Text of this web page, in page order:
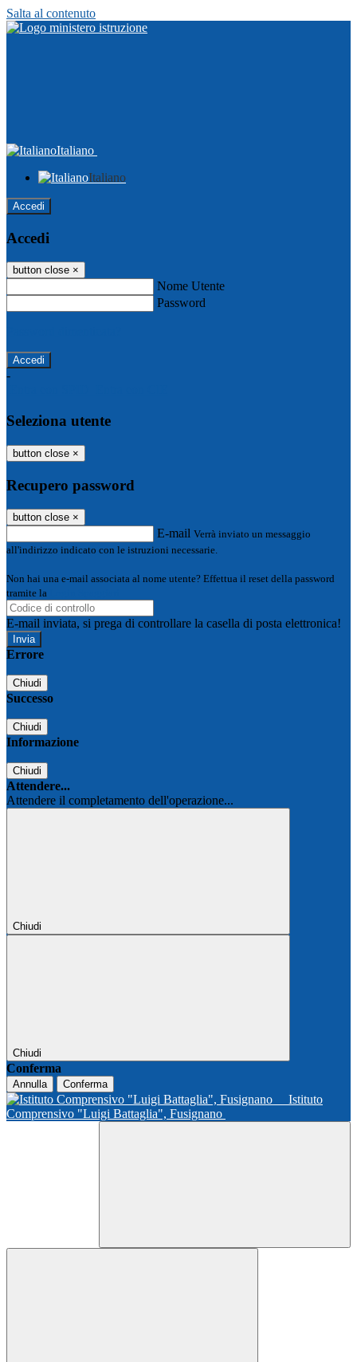
Salta al contenuto
Italiano
Italiano
Accedi
Accedi
button close ×
Nome Utente
Password
-
Seleziona utente
button close ×
Recupero password
button close ×
E-mail Verrà inviato un messaggio
all'indirizzo indicato con le istruzioni necessarie.
Non hai una e-mail associata al nome utente? Effettua il reset della password
tramite la
E-mail inviata, si prega di controllare la casella di posta elettronica!
Errore
Chiudi
Successo
Chiudi
Informazione
Chiudi
Attendere...
Attendere il completamento dell'operazione...
Chiudi
Chiudi
Conferma
Annulla Conferma
Istituto
Comprensivo "Luigi Battaglia", Fusignano